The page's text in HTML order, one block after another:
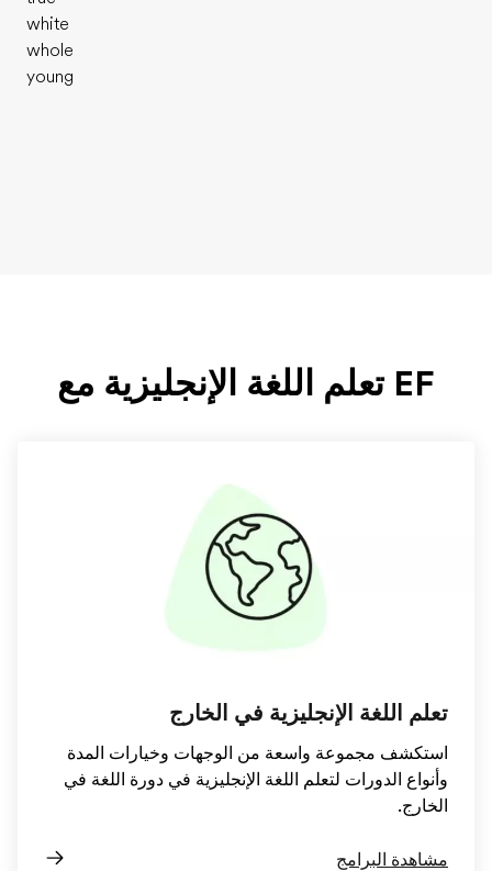
white
whole
young
EF تعلم اللغة الإنجليزية مع
تعلم اللغة الإنجليزية في الخارج
استكشف مجموعة واسعة من الوجهات وخيارات المدة
وأنواع الدورات لتعلم اللغة الإنجليزية في دورة اللغة في
الخارج.
مشاهدة البرامج